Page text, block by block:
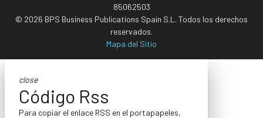
85062503
© 2026 BPS Business Publications Spain S.L. Todos los derechos
reservados.
Mapa del Sitio
close
Código Rss
Para copiar el enlace RSS en el portapapeles,